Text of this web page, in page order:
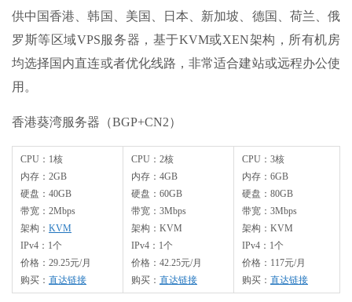
供中国香港、韩国、美国、日本、新加坡、德国、荷兰、俄
罗斯等区域VPS服务器，基于KVM或XEN架构，所有机房
均选择国内直连或者优化线路，非常适合建站或远程办公使
用。
香港葵湾服务器（BGP+CN2）
CPU：1核
内存：2GB
硬盘：40GB
带宽：2Mbps
架构： KVM
IPv4：1个
价格：29.25元/月
购买： 直达链接
CPU：2核
内存：4GB
硬盘：60GB
带宽：3Mbps
架构：KVM
IPv4：1个
价格：42.25元/月
购买： 直达链接
CPU：3核
内存：6GB
硬盘：80GB
带宽：3Mbps
架构：KVM
IPv4：1个
价格：117元/月
购买： 直达链接